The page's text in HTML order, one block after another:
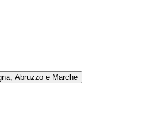
Abruzzo e Marche